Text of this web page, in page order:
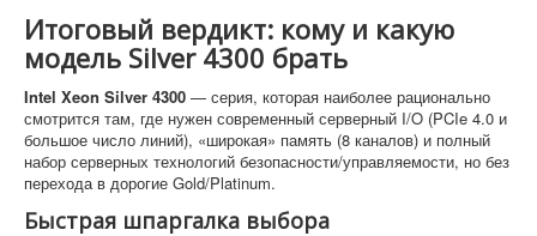
Итоговый вердикт: кому и какую
модель Silver 4300 брать
Intel Xeon Silver 4300 — серия, которая наиболее рационально
смотрится там, где нужен современный серверный I/O (PCIe 4.0 и
большое число линий), «широкая» память (8 каналов) и полный
набор серверных технологий безопасности/управляемости, но без
перехода в дорогие Gold/Platinum.
Быстрая шпаргалка выбора